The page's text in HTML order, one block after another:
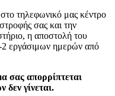
τηλεφωνικό μας κέντρο
σας και την
η αποστολή του
2 εργάσιμων ημερών από
σας απορρίπτεται
γίνεται.